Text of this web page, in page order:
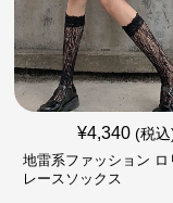
¥4,340 (税込
地雷系ファッション ロ
レースソックス